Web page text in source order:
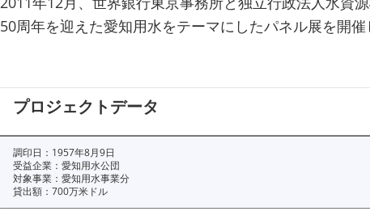
50周年を迎えた愛知用水をテーマにしたパネル展を開催
プロジェクトデータ
調印日：1957年8月9日
受益企業：愛知用水公団
対象事業：愛知用水事業分
貸出額：700万米ドル